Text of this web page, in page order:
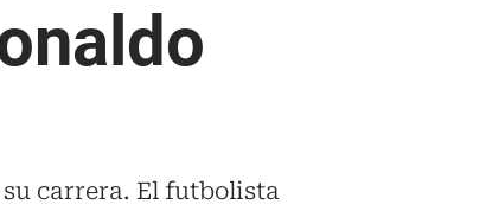
su carrera. El futbolista